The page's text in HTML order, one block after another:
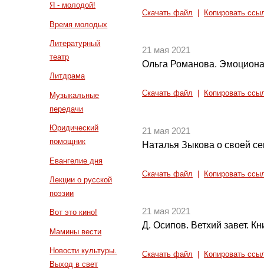
Я - молодой!
Время молодых
Литературный
театр
Литдрама
Музыкальные
передачи
Юридический
помощник
Евангелие дня
Лекции о русской
поэзии
Вот это кино!
Мамины вести
Новости культуры.
Выход в свет
Скачать файл Копировать
21 мая 2021
Ольга Романова.
Скачать файл Копировать
21 мая 2021
Наталья Зыкова о своей
Скачать файл Копировать
21 мая 2021
Д. Осипов. Ветхий завет.
Скачать файл Копировать